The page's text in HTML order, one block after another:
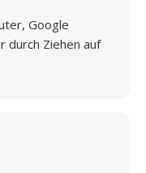
Google
durch Ziehen auf